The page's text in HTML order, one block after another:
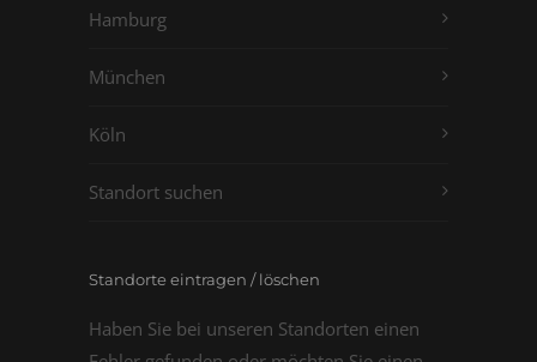
Hamburg
München
Köln
Standort suchen
Standorte eintragen / löschen
Haben Sie bei unseren Standorten einen